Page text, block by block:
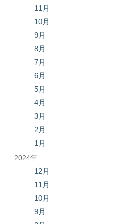
11月
10月
9月
8月
7月
6月
5月
4月
3月
2月
1月
2024年
12月
11月
10月
9月